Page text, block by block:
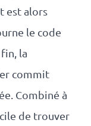
est alors
le code
la
commit
Combiné à
de trouver